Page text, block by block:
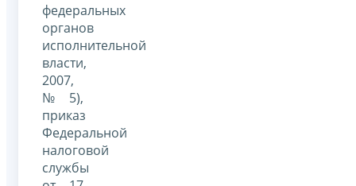
федеральных
органов
исполнительной
власти,
2007,
№ 5),
приказ
Федеральной
налоговой
службы